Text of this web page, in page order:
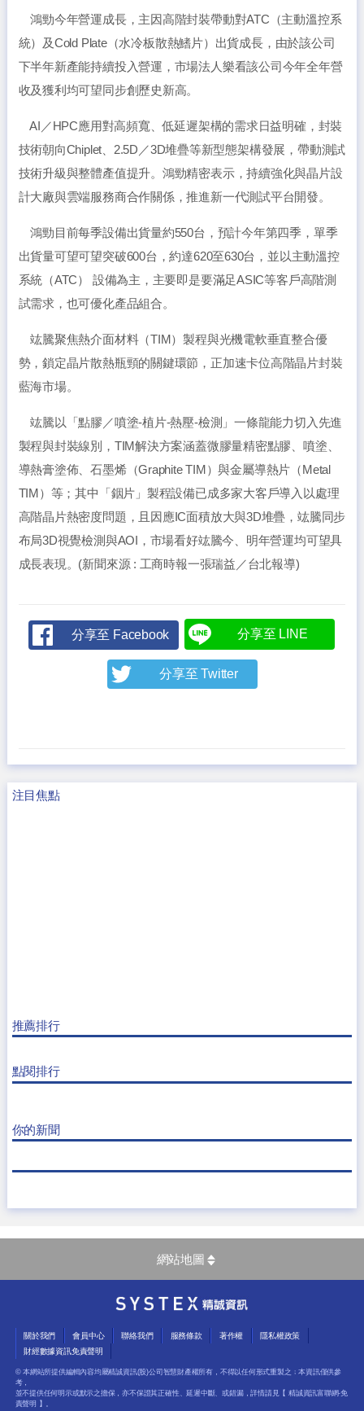
鴻勁今年營運成長，主因高階封裝帶動對ATC（主動溫控系
統）及Cold Plate（水冷板散熱鰭片）出貨成長，由於該公司
下半年新產能持續投入營運，市場法人樂看該公司今年全年營
收及獲利均可望同步創歷史新高。
AI／HPC應用對高頻寬、低延遲架構的需求日益明確，封裝
技術朝向Chiplet、2.5D／3D堆疊等新型態架構發展，帶動測試
技術升級與整體產值提升。鴻勁精密表示，持續強化與晶片設
計大廠與雲端服務商合作關係，推進新一代測試平台開發。
鴻勁目前每季設備出貨量約550台，預計今年第四季，單季
出貨量可望可望突破600台，約達620至630台，並以主動溫控
系統（ATC） 設備為主，主要即是要滿足ASIC等客戶高階測
試需求，也可優化產品組合。
竑騰聚焦熱介面材料（TIM）製程與光機電軟垂直整合優
勢，鎖定晶片散熱瓶頸的關鍵環節，正加速卡位高階晶片封裝
藍海市場。
竑騰以「點膠／噴塗-植片-熱壓-檢測」一條龍能力切入先進
製程與封裝線別，TIM解決方案涵蓋微膠量精密點膠、噴塗、
導熱膏塗佈、石墨烯（Graphite TIM）與金屬導熱片（Metal
TIM）等；其中「銦片」製程設備已成多家大客戶導入以處理
高階晶片熱密度問題，且因應IC面積放大與3D堆疊，竑騰同步
布局3D視覺檢測與AOI，市場看好竑騰今、明年營運均可望具
成長表現。(新聞來源 : 工商時報一張瑞益／台北報導)
分享至 Facebook 分享至 LINE
分享至 Twitter
注目焦點
推薦排行
點閱排行
你的新聞
網站地圖
關於我們 會員中心 聯絡我們 服務條款 著作權
隱私權政策
財經數據資訊免責聲明
© 本網站所提供編輯內容均屬精誠資訊(股)公司智慧財產權所有，不得以任何形式重製之﹔本資訊僅供參
考，
並不提供任何明示或默示之擔保，亦不保證其正確性、延遲中斷、或錯漏，詳情請見【 精誠資訊富聯網-免
責聲明 】。